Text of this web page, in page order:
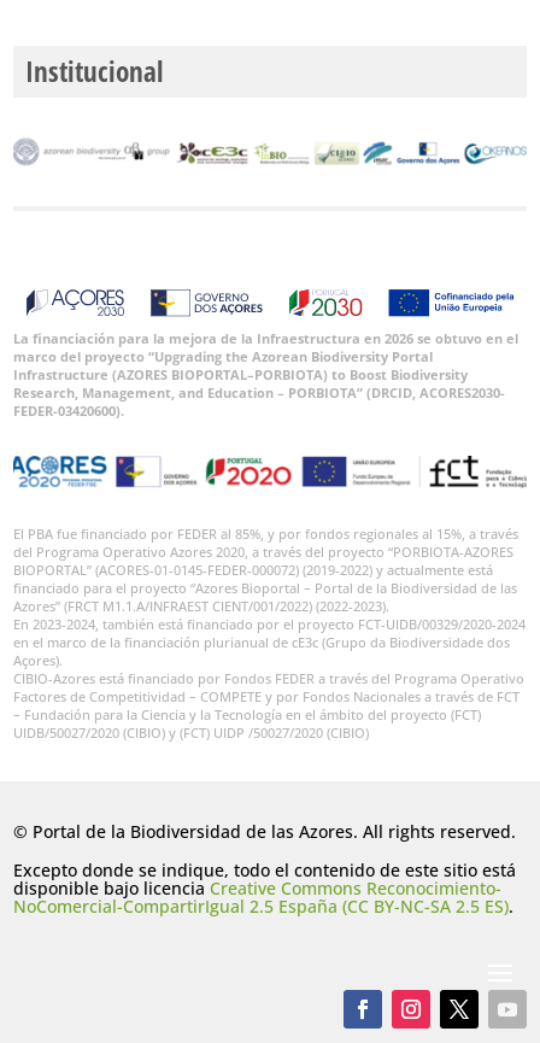
🔗 GBIF
Institucional
La financiación para la mejora de la Infraestructura en 2026 se obtuvo en el
marco del proyecto “Upgrading the Azorean Biodiversity Portal
Infrastructure (AZORES BIOPORTAL–PORBIOTA) to Boost Biodiversity
Research, Management, and Education – PORBIOTA” (DRCID, ACORES2030-
FEDER-03420600).
El PBA fue financiado por FEDER al 85%, y por fondos regionales al 15%, a través
del Programa Operativo Azores 2020, a través del proyecto “PORBIOTA-AZORES
BIOPORTAL” (ACORES-01-0145-FEDER-000072) (2019-2022) y actualmente está
financiado para el proyecto “Azores Bioportal – Portal de la Biodiversidad de las
Azores” (FRCT M1.1.A/INFRAEST CIENT/001/2022) (2022-2023).
En 2023-2024, también está financiado por el proyecto FCT-UIDB/00329/2020-2024
en el marco de la financiación plurianual de cE3c (Grupo da Biodiversidade dos
Açores).
CIBIO-Azores está financiado por Fondos FEDER a través del Programa Operativo
Factores de Competitividad – COMPETE y por Fondos Nacionales a través de FCT
– Fundación para la Ciencia y la Tecnología en el ámbito del proyecto (FCT)
UIDB/50027/2020 (CIBIO) y (FCT) UIDP /50027/2020 (CIBIO)
© Portal de la Biodiversidad de las Azores. All rights reserved.
Excepto donde se indique, todo el contenido de este sitio está
disponible bajo licenciaCreative Commons Reconocimiento-
NoComercial-CompartirIgual 2.5 España (CC BY-NC-SA 2.5 ES).